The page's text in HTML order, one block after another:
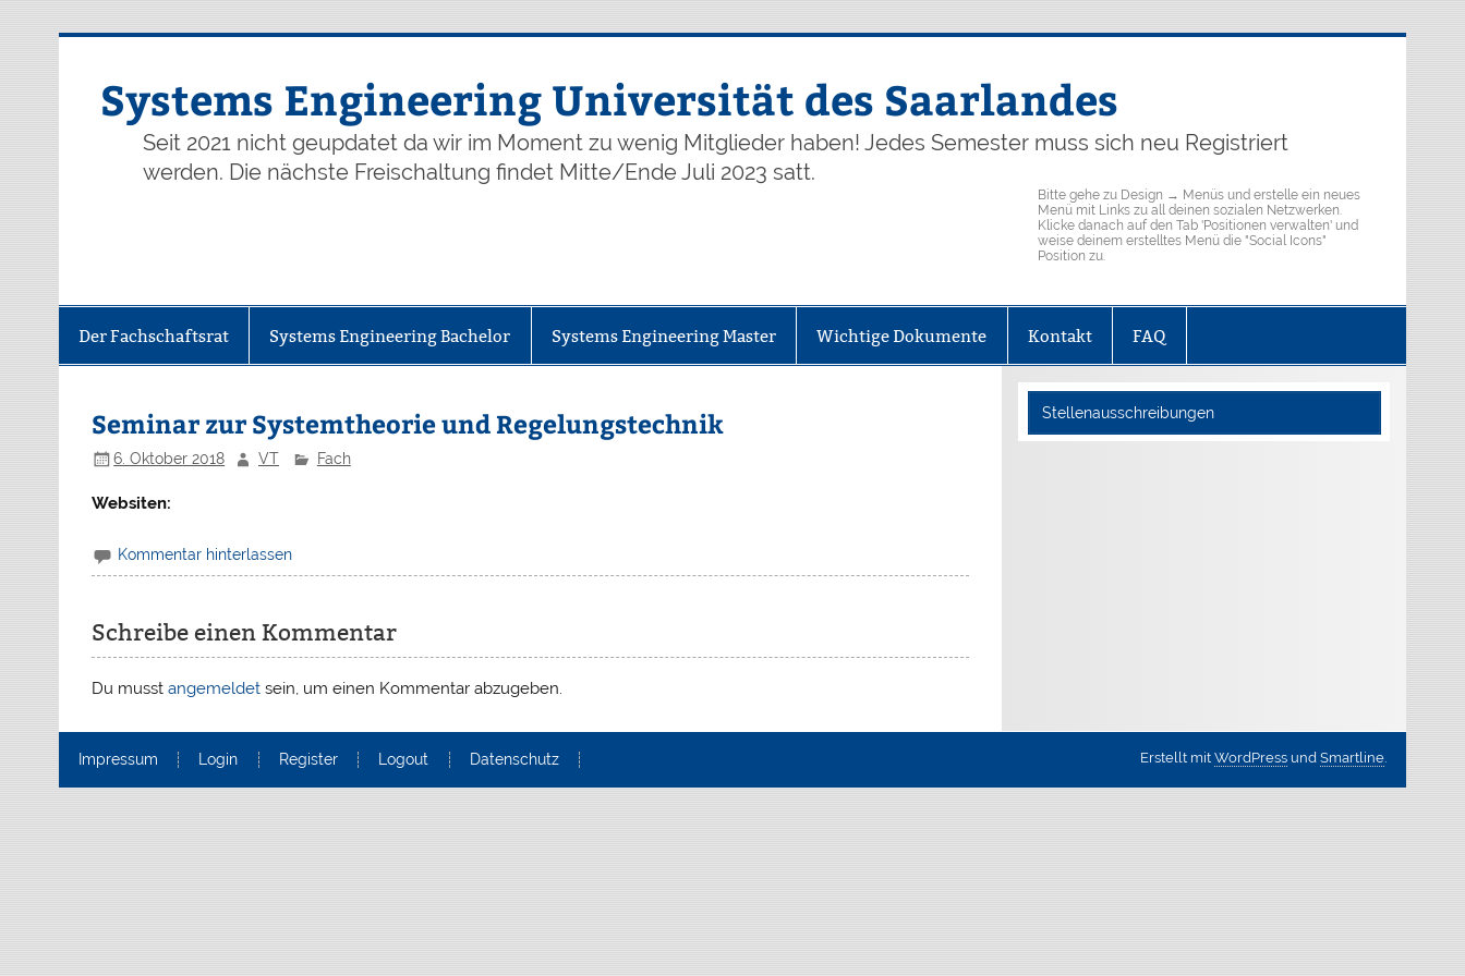
Systems Engineering Universität des Saarlandes
Seit 2021 nicht geupdatet da wir im Moment zu wenig Mitglieder haben! Jedes Semester muss sich neu Registriert
werden. Die nächste Freischaltung findet Mitte/Ende Juli 2023 satt.
Bitte gehe zu Design → Menüs und erstelle ein neues
Menü mit Links zu all deinen sozialen Netzwerken.
Klicke danach auf den Tab 'Positionen verwalten' und
weise deinem erstelltes Menü die "Social Icons"
Position zu.
Der Fachschaftsrat Systems Engineering Bachelor Systems Engineering Master Wichtige Dokumente Kontakt FAQ
Seminar zur Systemtheorie und Regelungstechnik
6. Oktober 2018 VT Fach
Websiten:
Kommentar hinterlassen
Schreibe einen Kommentar
Du musstangemeldet sein, um einen Kommentar abzugeben.
Stellenausschreibungen
Impressum Login Register Logout Datenschutz Erstellt mit WordPress und Smartline.